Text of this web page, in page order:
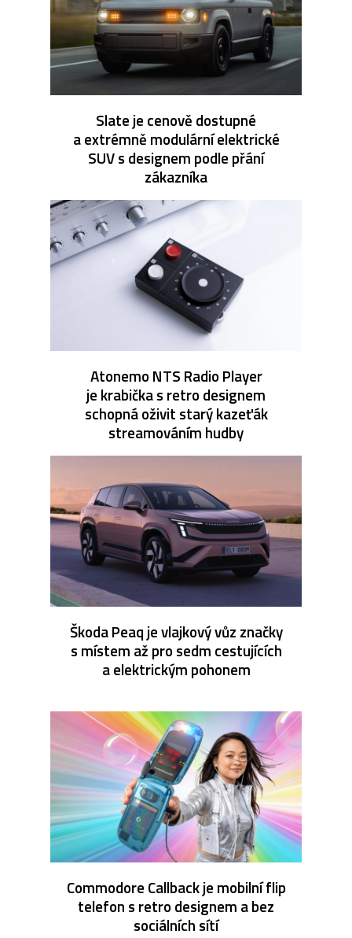
Slate je cenově dostupné
a extrémně modulární elektrické
SUV s designem podle přání
zákazníka
Atonemo NTS Radio Player
je krabička s retro designem
schopná oživit starý kazeťák
streamováním hudby
Škoda Peaq je vlajkový vůz značky
s místem až pro sedm cestujících
a elektrickým pohonem
Commodore Callback je mobilní flip
telefon s retro designem a bez
sociálních sítí